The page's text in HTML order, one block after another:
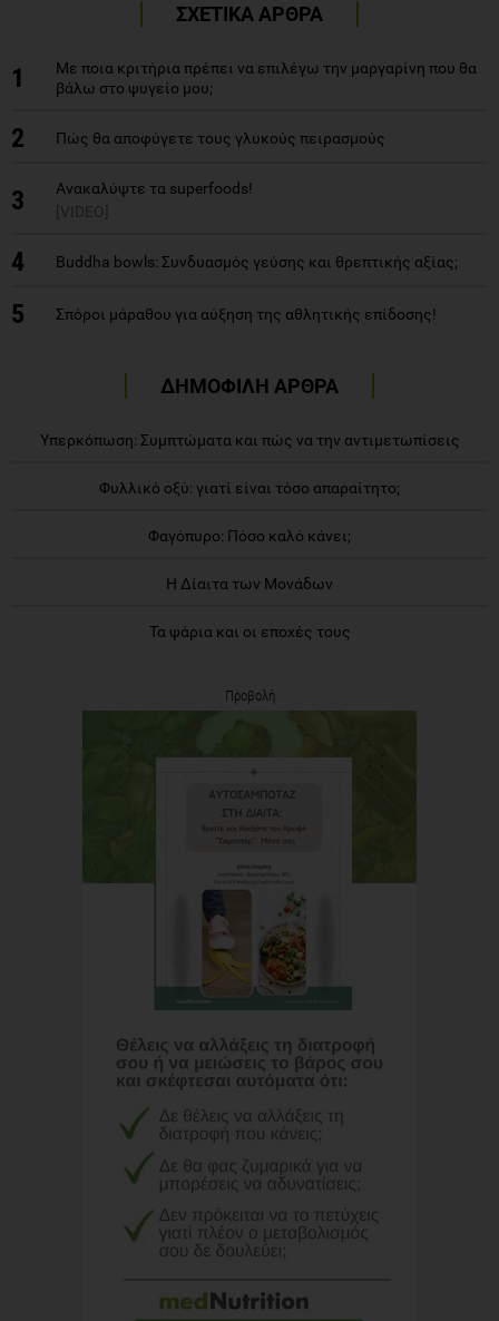
ΣΧΕΤΙΚΑ ΑΡΘΡΑ
1
Με ποια κριτήρια πρέπει να επιλέγω την μαργαρίνη που θα
βάλω στο ψυγείο μου;
2 Πώς θα αποφύγετε τους γλυκούς πειρασμούς
3
Ανακαλύψτε τα superfoods!
[VIDEO]
4 Buddha bowls: Συνδυασμός γεύσης και θρεπτικής αξίας;
5 Σπόροι μάραθου για αύξηση της αθλητικής επίδοσης!
ΔΗΜΟΦΙΛΗ ΑΡΘΡΑ
Υπερκόπωση: Συμπτώματα και πώς να την αντιμετωπίσεις
Φυλλικό οξύ: γιατί είναι τόσο απαραίτητο;
Φαγόπυρο: Πόσο καλό κάνει;
Η Δίαιτα των Μονάδων
Τα ψάρια και οι εποχές τους
Προβολή